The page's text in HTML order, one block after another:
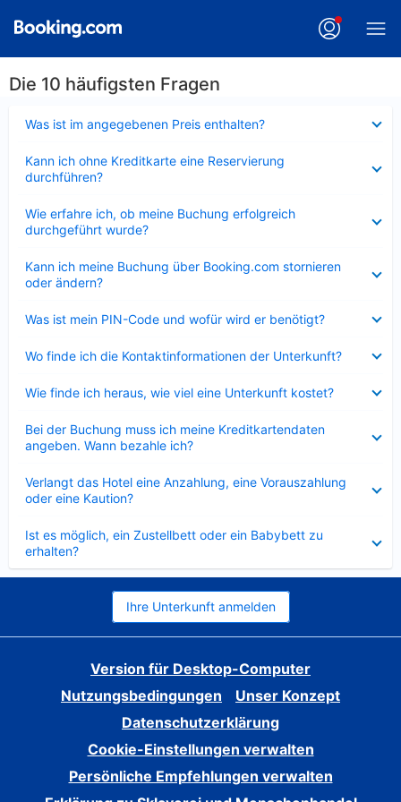
Die 10 häufigsten Fragen
Was ist im angegebenen Preis enthalten?
Kann ich ohne Kreditkarte eine Reservierung
durchführen?
Wie erfahre ich, ob meine Buchung erfolgreich
durchgeführt wurde?
Kann ich meine Buchung über Booking.com stornieren
oder ändern?
Was ist mein PIN-Code und wofür wird er benötigt?
Wo finde ich die Kontaktinformationen der Unterkunft?
Wie finde ich heraus, wie viel eine Unterkunft kostet?
Bei der Buchung muss ich meine Kreditkartendaten
angeben. Wann bezahle ich?
Verlangt das Hotel eine Anzahlung, eine Vorauszahlung
oder eine Kaution?
Ist es möglich, ein Zustellbett oder ein Babybett zu
erhalten?
Ihre Unterkunft anmelden
Version für Desktop-Computer
Nutzungsbedingungen
Unser Konzept
Datenschutzerklärung
Cookie-Einstellungen verwalten
Persönliche Empfehlungen verwalten